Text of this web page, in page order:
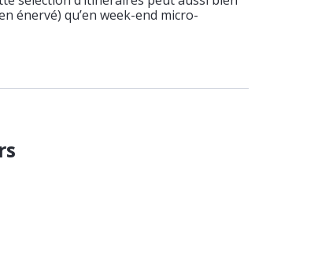
énervé) qu’en week-end micro-